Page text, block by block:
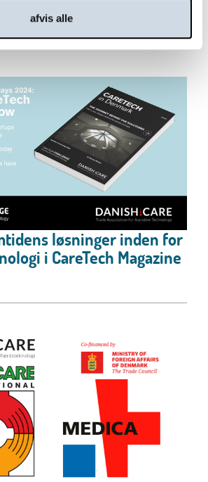
afvis alle
løsninger inden for
i CareTech Magazine